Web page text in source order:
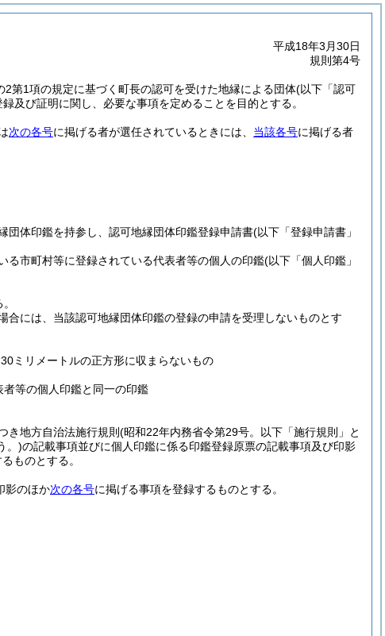
平成18年3月30日
規則第4号
2第1項の規定に基づく町長の認可を受けた地縁による団体(以下「認可
録及び証明に関し、必要な事項を定めることを目的とする。
次の各号に掲げる者が選任されているときには、 当該各号に掲げる者
団体印鑑を持参し、認可地縁団体印鑑登録申請書(以下「登録申請書」
る市町村等に登録されている代表者等の個人の印鑑(以下「個人印鑑」
合には、当該認可地縁団体印鑑の登録の申請を受理しないものとす
ミリメートルの正方形に収まらないもの
等の個人印鑑と同一の印鑑
き地方自治法施行規則 (昭和22年内務省令第29号。以下「施行規則」と
。)の記載事項並びに個人印鑑に係る印鑑登録原票の記載事項及び印影
ものとする。
影のほか次の各号に掲げる事項を登録するものとする。